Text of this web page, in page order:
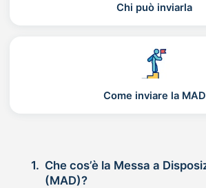
Chi può inviarla
Come inviare la MAD
1. Che cos’è la Messa a Disposizione
(MAD)?